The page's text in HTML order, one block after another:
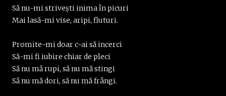
Să nu-mi strivești inima în picuri
Mai lasă-mi vise, aripi, fluturi.
Promite-mi doar c-ai să incerci
Să-mi fi iubire chiar de pleci
Să nu mǎ rupi, să nu mă stingi
Sǎ nu mă dori, să nu mă frângi.